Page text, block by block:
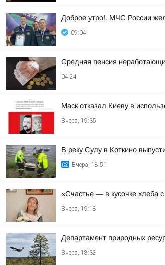
Доброе утро!. МЧС России
09:04
Средняя пенсия
04:24
Маск отказал Киеву в
Вчера, 19:35
В реку Сулу в Коткино
Вчера, 18:51
«Счастье — в кусочке хлеба
Вчера, 19:18
Департамент природных
Вчера, 18:32